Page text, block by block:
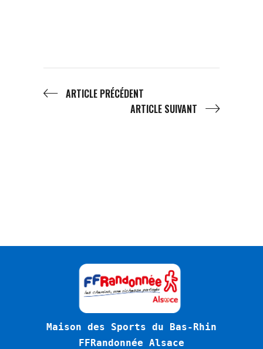
ARTICLE PRÉCÉDENT
ARTICLE SUIVANT
Maison des Sports du Bas-Rhin
FFRandonnée Alsace